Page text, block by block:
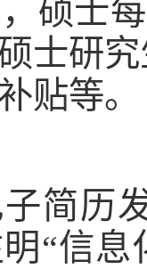
硕士
士研
贴等。
简历发
“信